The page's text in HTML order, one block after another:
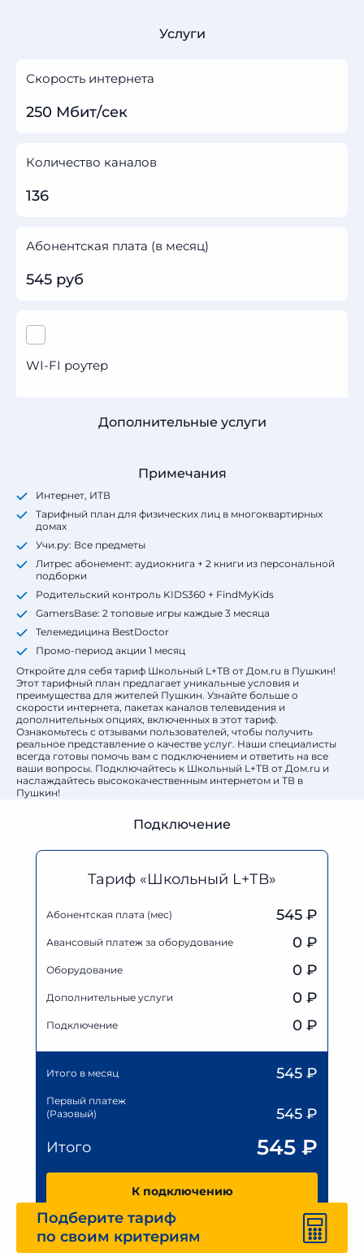
Услуги
Скорость интернета
250 Мбит/сек
Количество каналов
136
Абонентская плата (в месяц)
545 руб
WI-FI роутер
Дополнительные услуги
Примечания
Интернет, ИТВ
Тарифный план для физических лиц в многоквартирных
домах
Учи.ру: Все предметы
Литрес абонемент: аудиокнига + 2 книги из персональной
подборки
Родительский контроль KIDS360 + FindMyKids
GamersBase: 2 топовые игры каждые 3 месяца
Телемедицина BestDoctor
Промо-период акции 1 месяц
Откройте для себя тариф Школьный L+ТВ от Дом.ru в Пушкин!
Этот тарифный план предлагает уникальные условия и
преимущества для жителей Пушкин. Узнайте больше о
скорости интернета, пакетах каналов телевидения и
дополнительных опциях, включенных в этот тариф.
Ознакомьтесь с отзывами пользователей, чтобы получить
реальное представление о качестве услуг. Наши специалисты
всегда готовы помочь вам с подключением и ответить на все
ваши вопросы. Подключайтесь к Школьный L+ТВ от Дом.ru и
наслаждайтесь высококачественным интернетом и ТВ в
Пушкин!
Подключение
Тариф «Школьный L+ТВ»
Абонентская плата (мес) 545 ₽
Авансовый платеж за оборудование 0 ₽
Оборудование 0 ₽
Дополнительные услуги 0 ₽
Подключение 0 ₽
Итого в месяц 545 ₽
Первый платеж
(Разовый)
545 ₽
Итого
545 ₽
К подключению
Подберите тариф
по своим критериям